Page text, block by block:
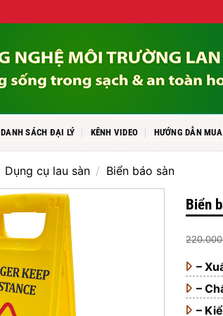
DANH SÁCH ĐẠI LÝ KÊNH VIDEO HƯỚNG DẪN
Dụng cụ lau sàn / Biển báo sàn
Biển
–
–
–